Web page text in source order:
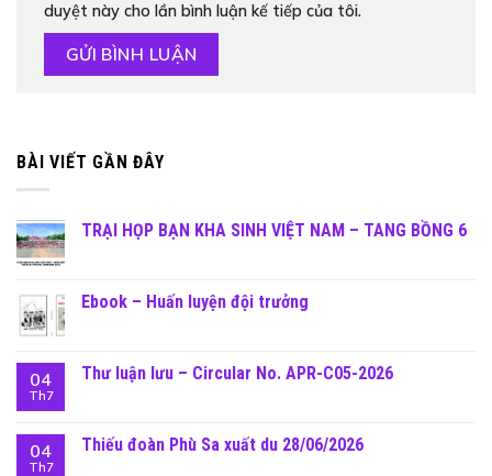
duyệt này cho lần bình luận kế tiếp của tôi.
BÀI VIẾT GẦN ĐÂY
TRẠI HỌP BẠN KHA SINH VIỆT NAM – TANG BỒNG 6
Ebook – Huấn luyện đội trưởng
04
Th7
Thư luận lưu – Circular No. APR-C05-2026
04
Th7
Thiếu đoàn Phù Sa xuất du 28/06/2026